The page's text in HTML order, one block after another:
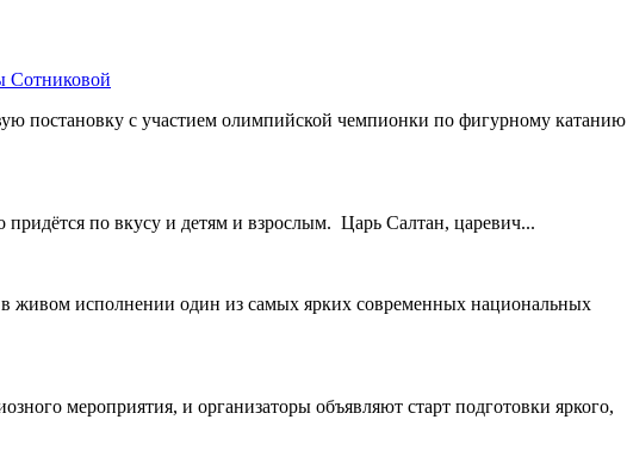
Сотниковой
постановку с участием олимпийской чемпионки по фигурному катанию
по вкусу и детям и взрослым. Царь Салтан, царевич...
живом исполнении один из самых ярких современных национальных
мероприятия, и организаторы объявляют старт подготовки яркого,